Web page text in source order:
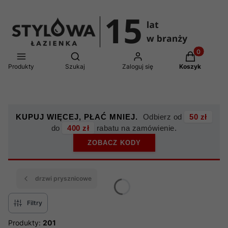
Produkty
Otwórz wyszukiwarkę
Szukaj Zaloguj się
Produkty
Koszyk
KUPUJ WIĘCEJ, PŁAĆ MNIEJ. Odbierz od
50 zł
do
400 zł rabatu na zamówienie.
ZOBACZ KODY
drzwi prysznicowe
Filtry
Produkty: 201